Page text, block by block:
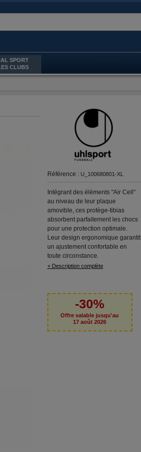
SPORT
CLUBS
Référence : U_100680801-XL
Intégrant des éléments "Air Cell"
au niveau de leur plaque
amovible, ces protège-tibias
absorbent parfaitement les chocs
pour une protection optimale.
Leur design ergonomique garantit
un ajustement confortable en
toute circonstance.
+ Description complète
-30%
Offre valable jusqu'au
17 août 2026